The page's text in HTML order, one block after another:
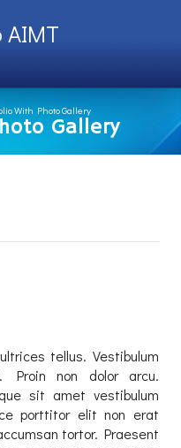
AIMT
With Photo Gallery
Gallery
tellus. Vestibulum
Proin non dolor arcu.
sit amet vestibulum
porttitor elit non erat
tortor. Praesent